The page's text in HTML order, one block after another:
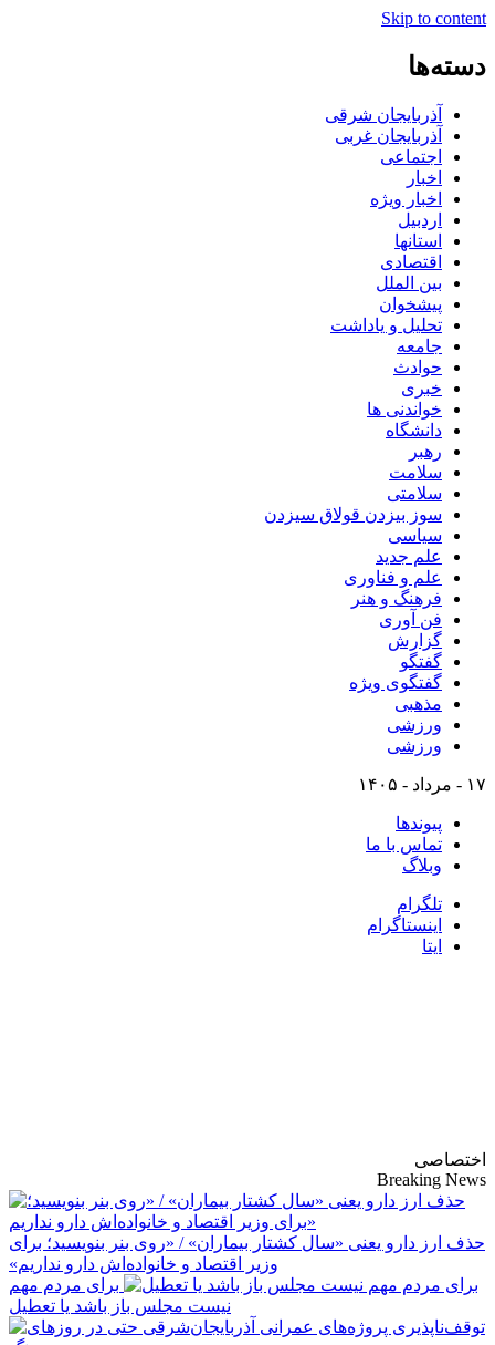
Skip to content
دسته‌ها
آذربایجان شرقی
آذربایجان غربی
اجتماعی
اخبار
اخبار ویژه
اردبیل
استانها
اقتصادی
بین الملل
پیشخوان
تحلیل و یاداشت
جامعه
حوادث
خبری
خواندنی ها
دانشگاه
رهبر
سلامت
سلامتی
سوز بیزدن قولاق سیزدن
سیاسی
علم جدید
علم و فناوری
فرهنگ و هنر
فن آوری
گزارش
گفتگو
گفتگوی ویژه
مذهبی
ورزشی
ورزشی
۱۷ - مرداد - ۱۴۰۵
پیوندها
تماس با ما
وبلاگ
تلگرام
اینستاگرام
ایتا
اختصاصی
Breaking News
حذف ارز دارو یعنی «سال کشتار بیماران» / «روی بنر بنویسید؛ برای
وزیر اقتصاد و خانواده‌اش دارو نداریم»
برای مردم مهم
نیست مجلس باز باشد یا تعطیل